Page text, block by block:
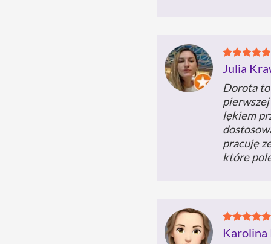
Julia
Dorota
lękiem
pracuję
które
Karolina